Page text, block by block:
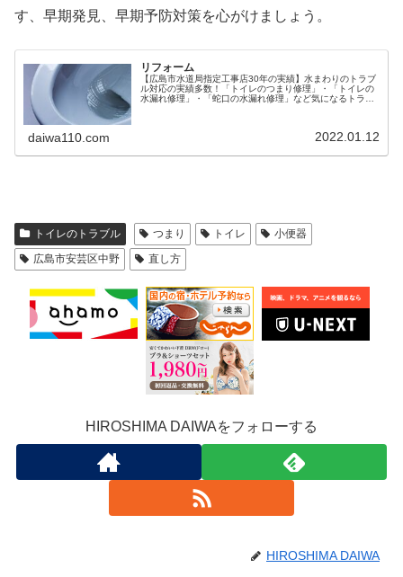
す、早期発見、早期予防対策を心がけましょう。
リフォーム
【広島市水道局指定工事店30年の実績】水まわりのトラブ
ル対応の実績多数！「トイレのつまり修理」・「トイレの
水漏れ修理」・「蛇口の水漏れ修理」など気になるトラブ
daiwa110.com 2022.01.12
トイレのトラブル つまり トイレ
小便器
広島市安芸区中野
直し方
HIROSHIMA DAIWAをフォローする
HIROSHIMA DAIWA